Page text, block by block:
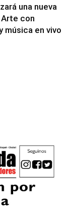
una nueva
con
música en vivo